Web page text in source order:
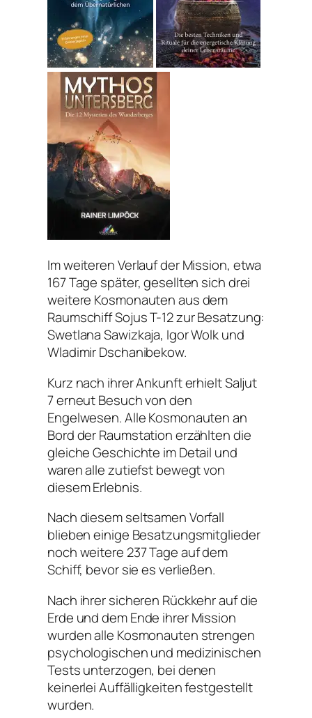
Im weiteren Verlauf der Mission, etwa
167 Tage später, gesellten sich drei
weitere Kosmonauten aus dem
Raumschiff Sojus T-12 zur Besatzung:
Swetlana Sawizkaja, Igor Wolk und
Wladimir Dschanibekow.
Kurz nach ihrer Ankunft erhielt Saljut
7 erneut Besuch von den
Engelwesen. Alle Kosmonauten an
Bord der Raumstation erzählten die
gleiche Geschichte im Detail und
waren alle zutiefst bewegt von
diesem Erlebnis.
Nach diesem seltsamen Vorfall
blieben einige Besatzungsmitglieder
noch weitere 237 Tage auf dem
Schiff, bevor sie es verließen.
Nach ihrer sicheren Rückkehr auf die
Erde und dem Ende ihrer Mission
wurden alle Kosmonauten strengen
psychologischen und medizinischen
Tests unterzogen, bei denen
keinerlei Auffälligkeiten festgestellt
wurden.